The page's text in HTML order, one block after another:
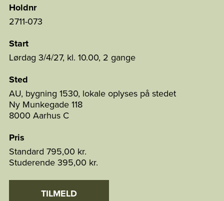
Holdnr
2711-073
Start
Lørdag 3/4/27, kl. 10.00, 2 gange
Sted
AU, bygning 1530, lokale oplyses på stedet
Ny Munkegade 118
8000 Aarhus C
Pris
Standard 795,00 kr.
Studerende 395,00 kr.
TILMELD